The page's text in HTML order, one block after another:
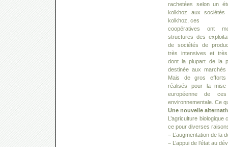
rachetées selon un
kolkhoz aux
kolkhoz, ces
coopératives ont
structures des
de sociétés de
très intensives et très
dont la plupart de la
destinée aux marchés
Mais de gros efforts
réalisés pour la
européenne de
environnementale. Ce
Une nouvelle
L’agriculture
ce pour diverses
– L’augmentation de la
– L’appui de l’état au